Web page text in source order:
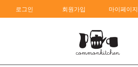
로그인 회원가입 마이페이지